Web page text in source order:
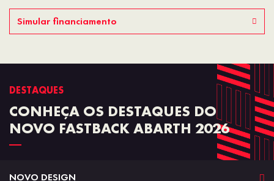
Simular financiamento
DESTAQUES
CONHEÇA OS DESTAQUES DO
NOVO FASTBACK ABARTH 2026
NOVO DESIGN